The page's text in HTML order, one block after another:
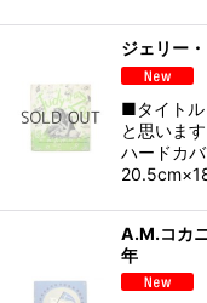
ジェリー
■タイト
と思いま
ハードカ
A.M.コカ
年